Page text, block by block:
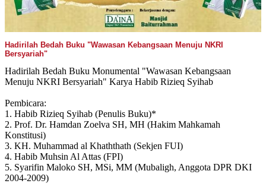
Hadirilah Bedah Buku "Wawasan Kebangsaan Menuju NKRI
Bersyariah"
Hadirilah Bedah Buku Monumental "Wawasan Kebangsaan
Menuju NKRI Bersyariah" Karya Habib Rizieq Syihab
Pembicara:
1. Habib Rizieq Syihab (Penulis Buku)*
2. Prof. Dr. Hamdan Zoelva SH, MH (Hakim Mahkamah
Konstitusi)
3. KH. Muhammad al Khaththath (Sekjen FUI)
4. Habib Muhsin Al Attas (FPI)
5. Syarifin Maloko SH, MSi, MM (Mubaligh, Anggota DPR DKI
2004-2009)